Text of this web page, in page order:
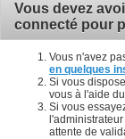
Vous devez
connecté pour
Vous n'avez
en quelques
Si vous
vous à l'aide
Si vous
attente de